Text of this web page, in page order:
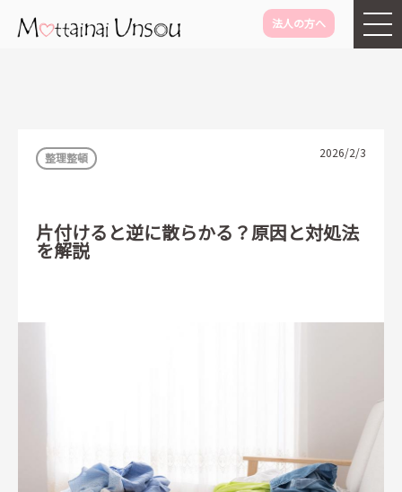
法人の方へ
整理整頓 2026/2/3
片付けると逆に散らかる？原因と対処法
を解説